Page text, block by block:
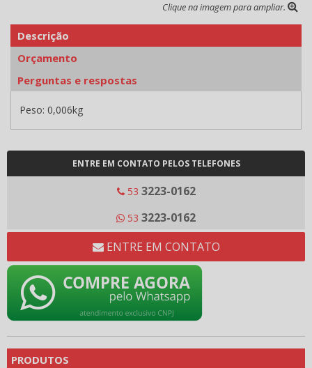
Clique na imagem para ampliar.
Descrição
Orçamento
Perguntas e respostas
Peso: 0,006kg
ENTRE EM CONTATO PELOS TELEFONES
53 3223-0162
53 3223-0162
ENTRE EM CONTATO
PRODUTOS